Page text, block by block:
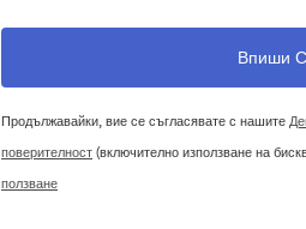
Продължавайки, вие се съгласявате с нашите
поверителност(включително използване на
ползване